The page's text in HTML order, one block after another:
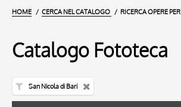
HOME CERCA NEL CATALOGO RICERCA OPERE PER
Catalogo Fototeca
San Nicola di Bari